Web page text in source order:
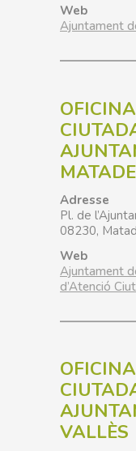
Web
Ajuntament
Adresse
Pl. de
08230,
Web
Ajuntament
d’Atenció
VALLÈS